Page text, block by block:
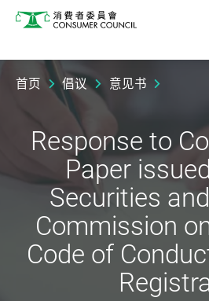
消费者委员会
首页 倡议 意见书
Response to
Paper
Securities
Commission
Code of